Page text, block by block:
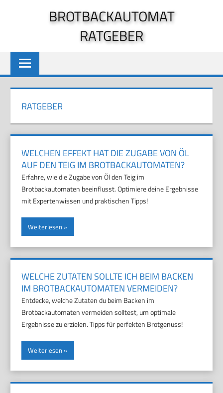
BROTBACKAUTOMAT
RATGEBER
RATGEBER
WELCHEN EFFEKT HAT DIE ZUGABE VON ÖL
AUF DEN TEIG IM BROTBACKAUTOMATEN?
Erfahre, wie die Zugabe von Öl den Teig im
Brotbackautomaten beeinflusst. Optimiere deine Ergebnisse
mit Expertenwissen und praktischen Tipps!
Weiterlesen
WELCHE ZUTATEN SOLLTE ICH BEIM BACKEN
IM BROTBACKAUTOMATEN VERMEIDEN?
Entdecke, welche Zutaten du beim Backen im
Brotbackautomaten vermeiden solltest, um optimale
Ergebnisse zu erzielen. Tipps für perfekten Brotgenuss!
Weiterlesen